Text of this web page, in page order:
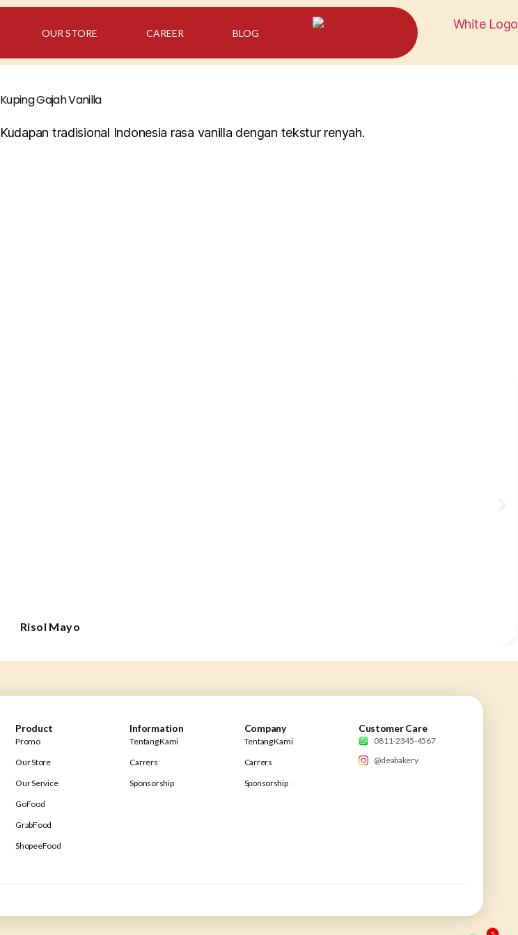
OUR STORE CAREER BLOG
Kuping Gajah Vanilla
Kudapan tradisional Indonesia rasa vanilla dengan tekstur renyah.
Risol Mayo
Product
Promo
Our Store
Our Service
GoFood
GrabFood
ShopeeFood
Information
Tentang Kami
Carrers
Sponsorship
Company
Tentang Kami
Carrers
Sponsorship
Customer Care
0811-2345-4567
@deabakery
3